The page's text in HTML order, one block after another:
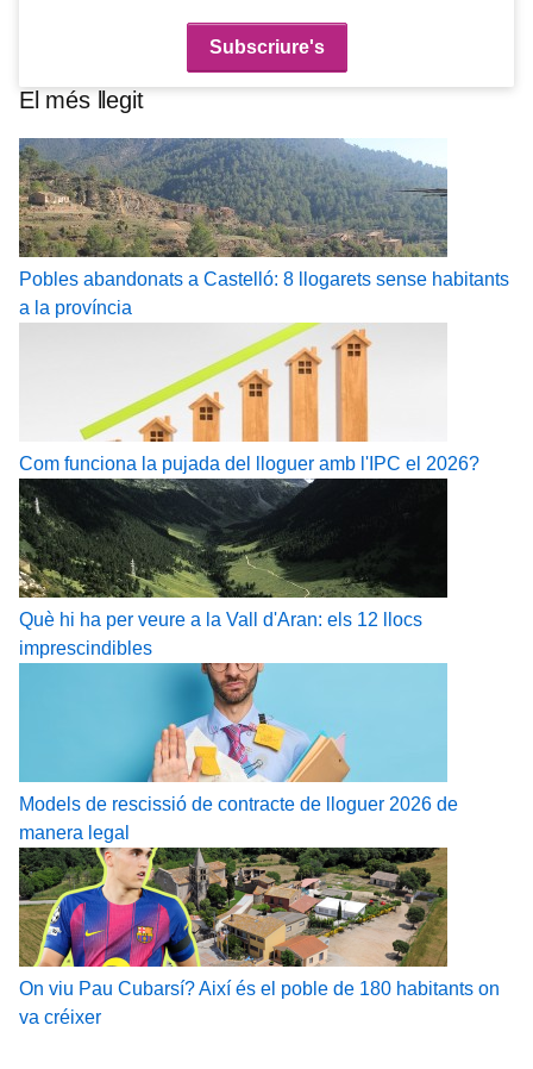
El més llegit
Pobles abandonats a Castelló: 8 llogarets sense habitants
a la província
Com funciona la pujada del lloguer amb l'IPC el 2026?
Què hi ha per veure a la Vall d'Aran: els 12 llocs
imprescindibles
Models de rescissió de contracte de lloguer 2026 de
manera legal
On viu Pau Cubarsí? Així és el poble de 180 habitants on
va créixer